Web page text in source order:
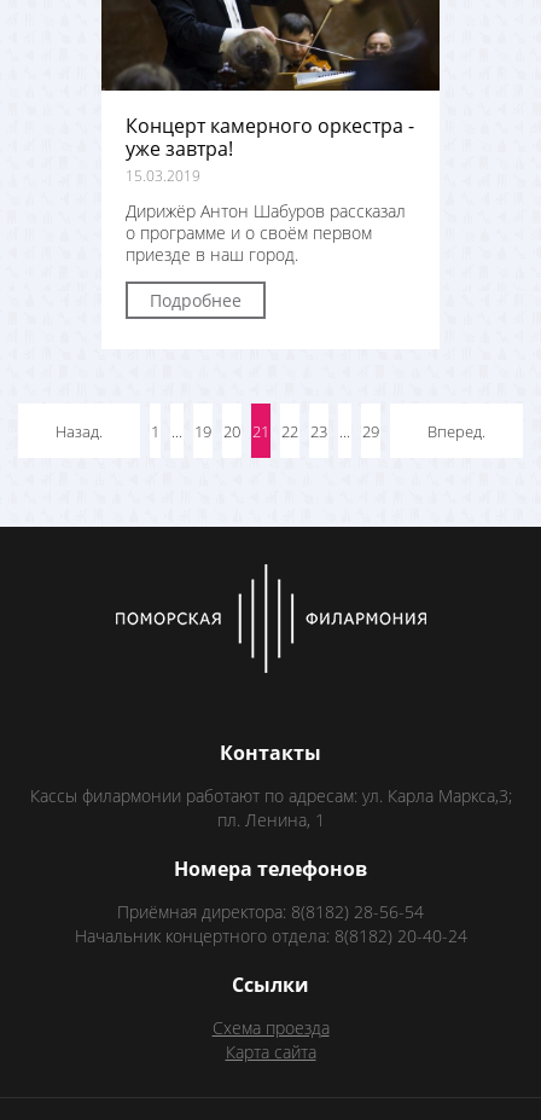
Концерт камерного оркестра -
уже завтра!
15.03.2019
Дирижёр Антон Шабуров рассказал
о программе и о своём первом
приезде в наш город.
Подробнее
Назад. 1 ... 19 20 21 22 23 ... 29 Вперед.
Контакты
Кассы филармонии работают по адресам: ул. Карла Маркса,3;
пл. Ленина, 1
Номера телефонов
Приёмная директора: 8(8182) 28-56-54
Начальник концертного отдела: 8(8182) 20-40-24
Ссылки
Схема проезда
Карта сайта